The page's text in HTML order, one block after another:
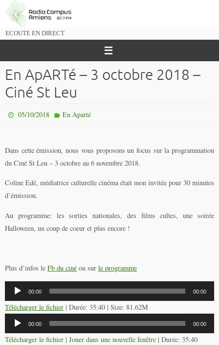
Passer
vers
ECOUTE EN DIRECT
En ApARTé – 3 octobre 2018 –
Ciné St Leu
05/10/2018 En Aparté
Dans cette émission, nous vous proposons un focus sur la programmation
du Ciné St Leu – 3 octobre au 6 novembre 2018.
Coline Edé, médiatrice culturelle cinéma était mon invitée pour 30 minutes
d’émission.
Au programme: les sorties nationales, des films cultes, une soirée
Halloween, un coup de coeur et plus encore !
Plus d’infos le Fb du ciné ou sur le programme
Lecteur
audio
00:00 00:00
Télécharger le fichier | Durée: 35:40 | Size: 81.62M
Lecteur
audio
00:00 00:00
Télécharger le fichier | Jouer dans une nouvelle fenêtre | Durée: 35:40